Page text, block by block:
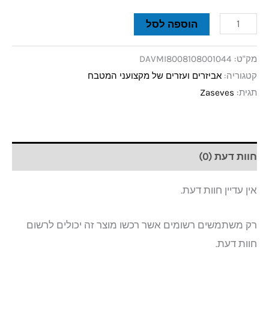
הוספה לסל
מק"ט: DAVMI8008108001044
קטגוריה: אביזרים ועזרים של מקצועני המטבח
תגית: Zaseves
חוות דעת (0)
אין עדיין חוות דעת.
רק משתמשים רשומים אשר רכשו מוצר זה יכולים לרשום
חוות דעת.